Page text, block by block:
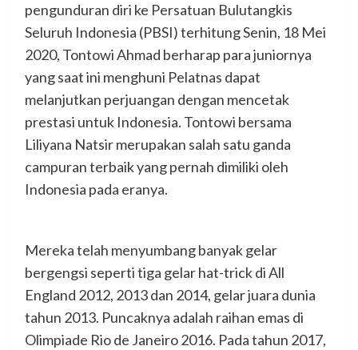
pengunduran diri ke Persatuan Bulutangkis
Seluruh Indonesia (PBSI) terhitung Senin, 18 Mei
2020, Tontowi Ahmad berharap para juniornya
yang saat ini menghuni Pelatnas dapat
melanjutkan perjuangan dengan mencetak
prestasi untuk Indonesia. Tontowi bersama
Liliyana Natsir merupakan salah satu ganda
campuran terbaik yang pernah dimiliki oleh
Indonesia pada eranya.
Mereka telah menyumbang banyak gelar
bergengsi seperti tiga gelar hat-trick di All
England 2012, 2013 dan 2014, gelar juara dunia
tahun 2013. Puncaknya adalah raihan emas di
Olimpiade Rio de Janeiro 2016. Pada tahun 2017,